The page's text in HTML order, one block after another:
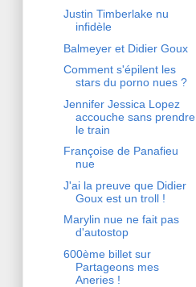
Justin Timberlake nu
infidèle
Balmeyer et Didier Goux
Comment s'épilent les
stars du porno nues ?
Jennifer Jessica Lopez
accouche sans prendre
le train
Françoise de Panafieu
nue
J'ai la preuve que Didier
Goux est un troll !
Marylin nue ne fait pas
d'autostop
600ème billet sur
Partageons mes
Aneries !